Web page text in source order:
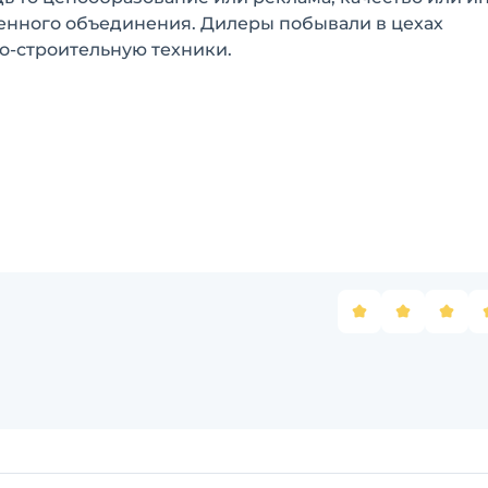
объединения. Дилеры побывали в цехах
строительную техники.